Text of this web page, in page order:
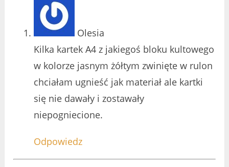
Olesia
Kilka kartek A4 z jakiegoś bloku kultowego
w kolorze jasnym żółtym zwinięte w rulon
chciałam ugnieść jak materiał ale kartki
się nie dawały i zostawały
niepogniecione.
Odpowiedz